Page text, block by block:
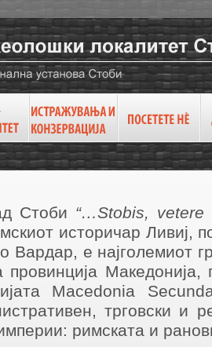
Стоби “…Stobis, vetere
историчар Ливиј,
Вардар, е најголемиот
провинција Македонија,
Macedonia
трговски и
римската и